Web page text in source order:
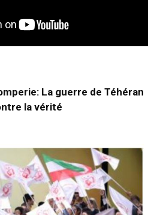
La guerre de Téhéran
la vérité